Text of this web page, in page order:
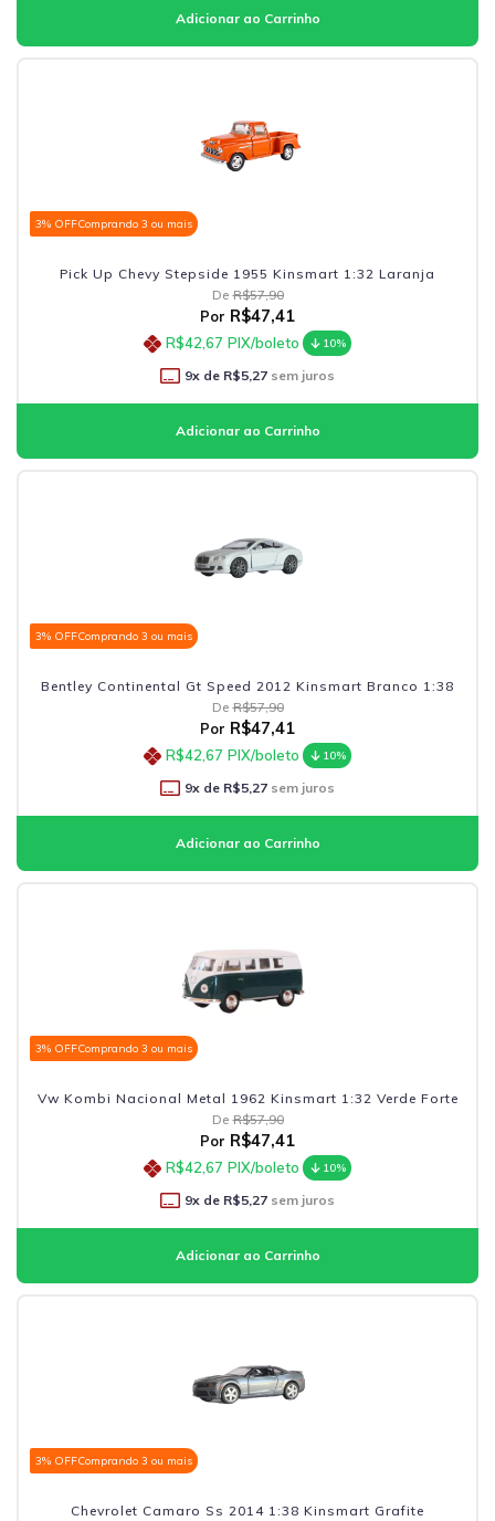
3% OFFComprando 3 ou mais
Pick Up Chevy Stepside 1955 Kinsmart 1:32 Laranja
De R$57,90
Por R$47,41
R$42,67 PIX/boleto 10%
9x de R$5,27 sem juros
3% OFFComprando 3 ou mais
Bentley Continental Gt Speed 2012 Kinsmart Branco 1:38
De R$57,90
Por R$47,41
R$42,67 PIX/boleto 10%
9x de R$5,27 sem juros
3% OFFComprando 3 ou mais
Vw Kombi Nacional Metal 1962 Kinsmart 1:32 Verde Forte
De R$57,90
Por R$47,41
R$42,67 PIX/boleto 10%
9x de R$5,27 sem juros
3% OFFComprando 3 ou mais
Chevrolet Camaro Ss 2014 1:38 Kinsmart Grafite